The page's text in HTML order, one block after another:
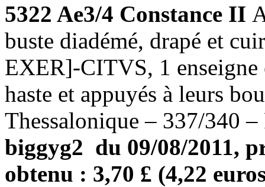
5322 Ae3/4 Constance II
buste diadémé, drapé et
EXER]-CITVS, 1 enseigne
haste et appuyés à leurs
Thessalonique – 337/340
biggyg2 du 09/08/2011,
obtenu : 3,70 £ (4,22